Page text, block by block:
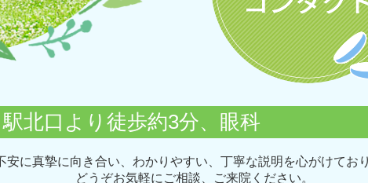
北口より徒歩約3分、眼科
に真摯に向き合い、わかりやすい、 丁寧な説明を心がけてお
どうぞお気軽にご相談、ご来院ください。